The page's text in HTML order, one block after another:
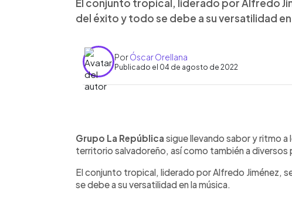
El conjunto tropical, liderado por Alfredo
del éxito y todo se debe a su versatilidad en
PorÓscar Orellana
Publicado el 04 de agosto de 2022
► Escuchar artículo
Grupo La República sigue llevando sabor y ritmo
territorio salvadoreño, así como también a diversos
El conjunto tropical, liderado por Alfredo Jiménez,
se debe a su versatilidad en la música.